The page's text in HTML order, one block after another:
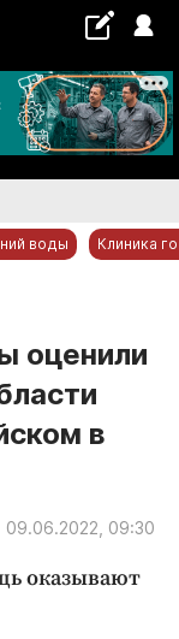
воды Клиника
оценили
в
09.06.2022, 09:30
оказывают